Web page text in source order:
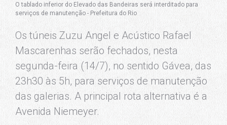
O tablado inferior do Elevado das Bandeiras será interditado para
serviços de manutenção - Prefeitura do Rio
Os túneis Zuzu Angel e Acústico Rafael
Mascarenhas serão fechados, nesta
segunda-feira (14/7), no sentido Gávea, das
23h30 às 5h, para serviços de manutenção
das galerias. A principal rota alternativa é a
Avenida Niemeyer.